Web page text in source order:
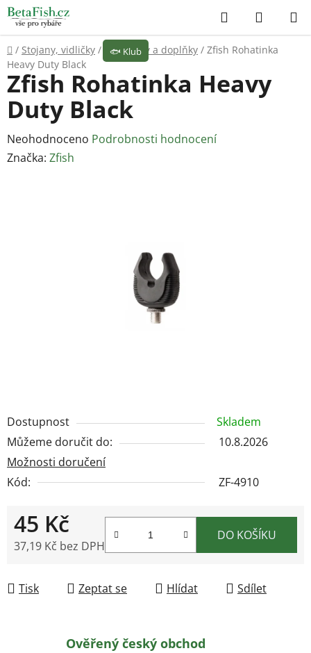
Přejít
na
obsah
Hledat
KOŠÍK
Domů
/ Stojany, vidličky / Rohatinky a doplňky / Zfish Rohatinka
Heavy Duty Black
Dostupnost
Skladem
Můžeme doručit do:
10.8.2026
Možnosti doručení
Kód:
ZF-4910
45 Kč
37,19 Kč bez DPH
DO KOŠÍKU
Tisk Zeptat se Hlídat Sdílet
Zfish Rohatinka Heavy
Duty Black
Průměrné
hodnocení
Neohodnoceno Podrobnosti hodnocení
Značka: Zfish
Ověřený český obchod
🐟 Klub